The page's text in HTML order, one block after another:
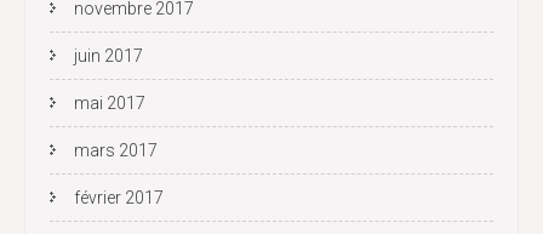
novembre 2017
juin 2017
mai 2017
mars 2017
février 2017